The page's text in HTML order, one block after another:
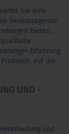
Sie eine
herausragende
bieten.
qualitativ
Erfahrung
auf die
UND -
und -